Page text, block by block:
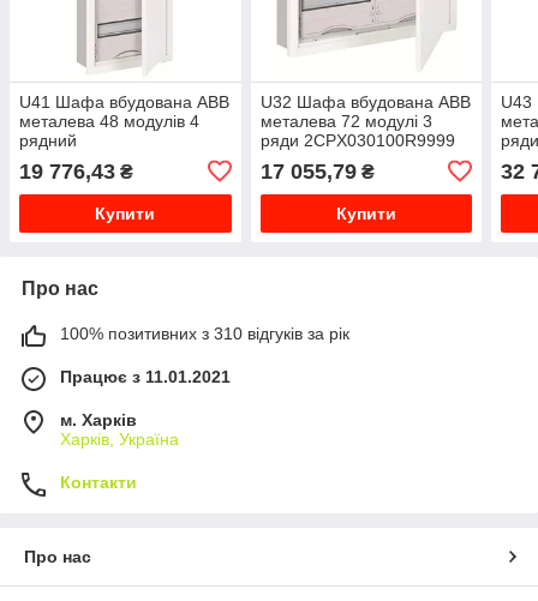
U41 Шафа вбудована ABB
металева 48 модулів 4
рядний
19 776,43 ₴
Купити
U32 Шафа вбудована ABB
металева 72 модулі 3
ряди 2CPX030100R9999
17 055,79₴
Купити
U43
32
Про нас
100% позитивних з 310 відгуків за рік
Працює з 11.01.2021
м. Харків
Харків, Україна
Контакти
Про нас